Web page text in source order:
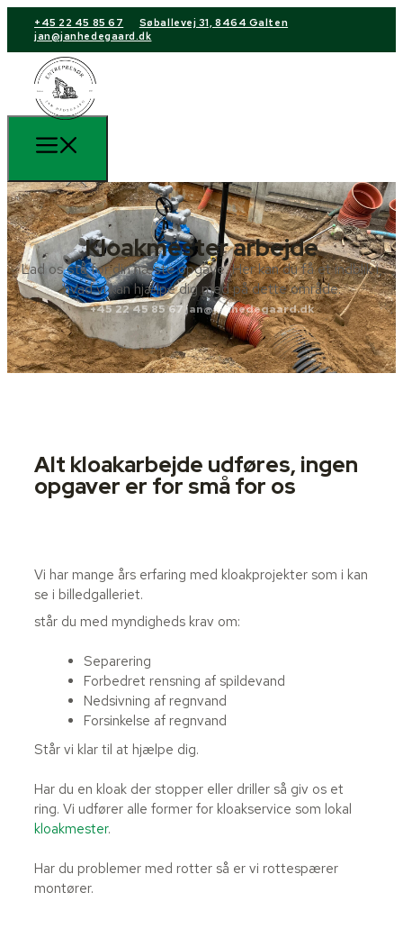
+45 22 45 85 67
Søballevej 31, 8464 Galten
jan@janhedegaard.dk
Kloakmester arbejde
Lad os stå for din næste opgave. Her kan du få et indblik i,
hvad vi kan hjælpe dig med på dette område.
+45 22 45 85 67 jan@janhedegaard.dk
Alt kloakarbejde udføres, ingen
opgaver er for små for os
Vi har mange års erfaring med kloakprojekter som i kan
se i billedgalleriet.
står du med myndigheds krav om:
Separering
Forbedret rensning af spildevand
Nedsivning af regnvand
Forsinkelse af regnvand
Står vi klar til at hjælpe dig.
Har du en kloak der stopper eller driller så giv os et
ring. Vi udfører alle former for kloakservice som lokal
kloakmester.
Har du problemer med rotter så er vi rottespærer
montører.